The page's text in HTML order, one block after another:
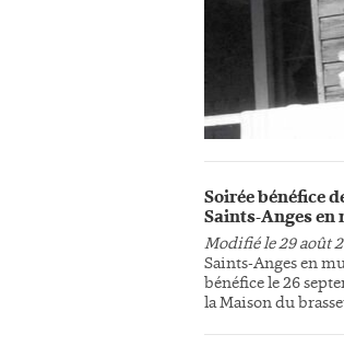
Soirée bénéfice
Saints-Anges en
Modifié le 29 août
Saints-Anges en
bénéfice le 26
la Maison du